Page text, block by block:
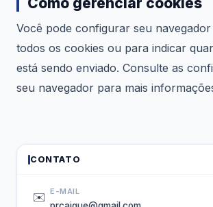
Você pode configurar seu
todos os cookies ou para indicar
está sendo enviado. Consulte as
seu navegador para mais
CONTATO
✉️ E-MAIL